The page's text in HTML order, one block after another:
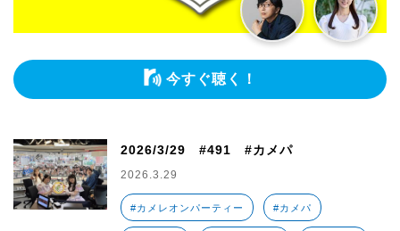
今すぐ聴く！
2026/3/29 #491 #カメパ
2026.3.29
#カメレオンパーティー #カメパ